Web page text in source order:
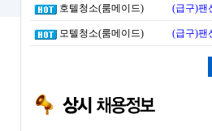
호텔청소(룸메이드) (급구)팬
모텔청소(룸메이드) (급구)팬